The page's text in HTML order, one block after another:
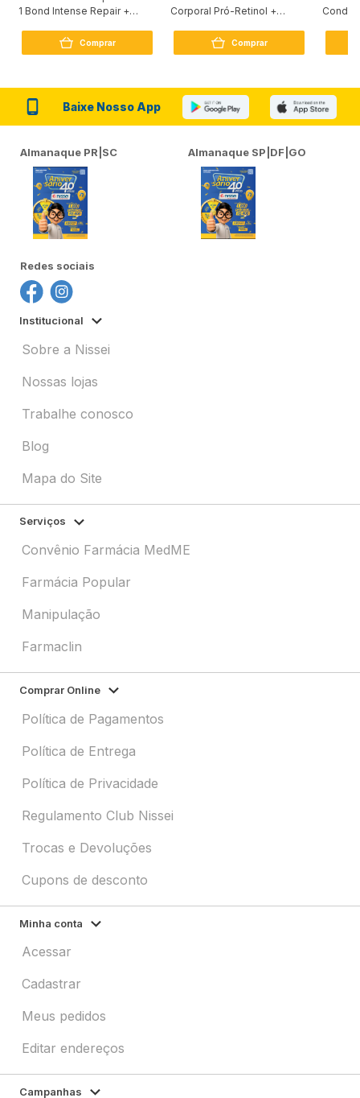
1 Bond Intense Repair +
Comprar
Corporal Pró-Retinol +
Comprar
Baixe Nosso App
Almanaque PR|SC Almanaque SP|DF|GO
Redes sociais
Institucional
Sobre a Nissei
Nossas lojas
Trabalhe conosco
Blog
Mapa do Site
Serviços
Convênio Farmácia MedME
Farmácia Popular
Manipulação
Farmaclin
Comprar Online
Política de Pagamentos
Política de Entrega
Política de Privacidade
Regulamento Club Nissei
Trocas e Devoluções
Cupons de desconto
Minha conta
Acessar
Cadastrar
Meus pedidos
Editar endereços
Campanhas